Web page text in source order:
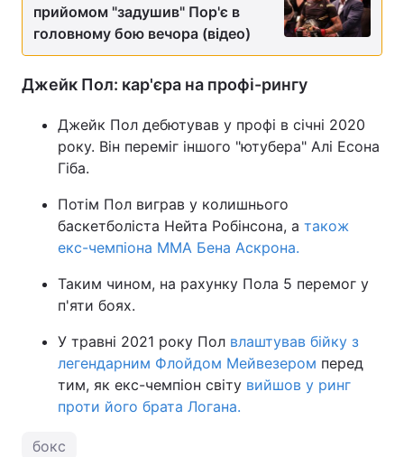
прийомом "задушив" Пор'є в
головному бою вечора (відео)
Джейк Пол: кар'єра на профі-рингу
Джейк Пол дебютував у профі в січні 2020
року. Він переміг іншого "ютубера" Алі Есона
Гіба.
Потім Пол виграв у колишнього
баскетболіста Нейта Робінсона, а також
екс-чемпіона ММА Бена Аскрона.
Таким чином, на рахунку Пола 5 перемог у
п'яти боях.
У травні 2021 року Пол влаштував бійку з
легендарним Флойдом Мейвезером перед
тим, як екс-чемпіон світу вийшов у ринг
проти його брата Логана.
бокс